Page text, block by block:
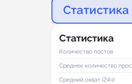
Статистика
Статистика
Количество постов
Среднее количество
Средний охват (24ч)